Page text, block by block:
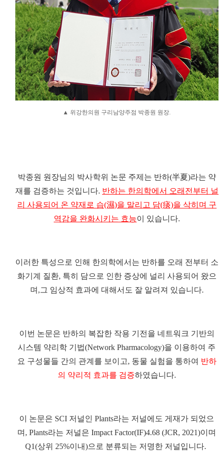
▲ 위강한의원 구리남양주점 박종원 원장.
박종원 원장님의 박사학위 논문 주제는 반하(半夏)라는 약
재를 검증하는 것입니다. 반하는 한의학에서 오래전부터 널
리 사용되어 온 약재로 습(濕)을 말리고 담(痰)을 삭히며 구
역감을 완화시키는 효능이 있습니다.
이러한 특성으로 인해 한의학에서는 반하를 오래 전부터 소
화기계 질환, 특히 담으로 인한 증상에 널리 사용되어 왔으
며,그 임상적 효과에 대해서도 잘 알려져 있습니다.
이번 논문은 반하의 복잡한 작용 기전을 네트워크 기반의
시스템 약리학 기법(Network Pharmacology)을 이용하여 주
요 구성물들 간의 관계를 보이고, 동물 실험을 통하여 반하
의 약리적 효과를 검증하였습니다.
이 논문은 SCI 저널인 Plants라는 저널에도 게재 가 되었으
며, Plants라는 저널은 Impact Factor(IF)4.68 (JCR, 2021)이며
Q1(상위 25%이내)으로 분류되는 저명한 저널입니다.